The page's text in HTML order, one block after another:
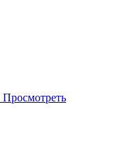
Просмотреть